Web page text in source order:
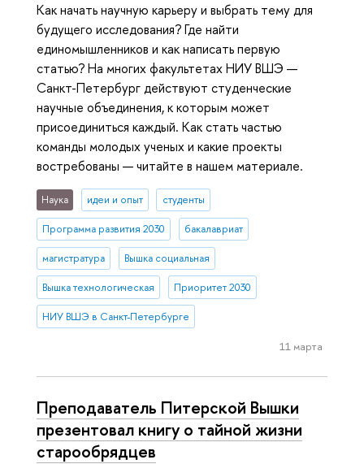
Как начать научную карьеру и выбрать тему для
будущего исследования? Где найти
единомышленников и как написать первую
статью? На многих факультетах НИУ ВШЭ —
Санкт-Петербург действуют студенческие
научные объединения, к которым может
присоединиться каждый. Как стать частью
команды молодых ученых и какие проекты
востребованы — читайте в нашем материале.
Наука идеи и опыт студенты
Программа развития 2030 бакалавриат
магистратура Вышка социальная
Вышка технологическая Приоритет 2030
НИУ ВШЭ в Санкт-Петербурге
11 марта
Преподаватель Питерской Вышки
презентовал книгу о тайной жизни
старообрядцев